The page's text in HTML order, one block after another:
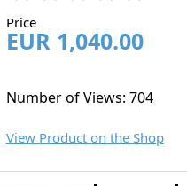
Price
EUR 1,040.00
Number of Views: 704
View Product on the Shop